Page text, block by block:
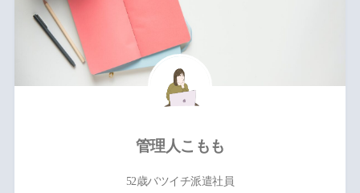
管理人こもも
52歳バツイチ派遣社員